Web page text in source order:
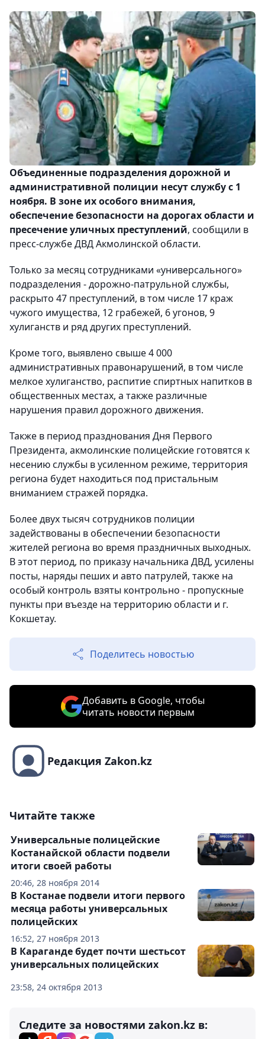
Объединенные подразделения дорожной и
административной полиции несут службу с 1
ноября. В зоне их особого внимания,
обеспечение безопасности на дорогах области и
пресечение уличных преступлений, сообщили в
пресс-службе ДВД Акмолинской области.
Только за месяц сотрудниками «универсального»
подразделения - дорожно-патрульной службы,
раскрыто 47 преступлений, в том числе 17 краж
чужого имущества, 12 грабежей, 6 угонов, 9
хулиганств и ряд других преступлений.
Кроме того, выявлено свыше 4 000
административных правонарушений, в том числе
мелкое хулиганство, распитие спиртных напитков в
общественных местах, а также различные
нарушения правил дорожного движения.
Также в период празднования Дня Первого
Президента, акмолинские полицейские готовятся к
несению службы в усиленном режиме, территория
региона будет находиться под пристальным
вниманием стражей порядка.
Более двух тысяч сотрудников полиции
задействованы в обеспечении безопасности
жителей региона во время праздничных выходных.
В этот период, по приказу начальника ДВД, усилены
посты, наряды пеших и авто патрулей, также на
особый контроль взяты контрольно - пропускные
пункты при въезде на территорию области и г.
Кокшетау.
Поделитесь новостью
Добавить в Google, чтобы
читать новости первым
Редакция Zakon.kz
Читайте также
20:46, 28 ноября 2014
Универсальные полицейские
Костанайской области подвели
итоги своей работы
16:52, 27 ноября 2013
В Костанае подвели итоги первого
месяца работы универсальных
полицейских
23:58, 24 октября 2013
В Караганде будет почти шестьсот
универсальных полицейских
Следите за новостями zakon.kz в: